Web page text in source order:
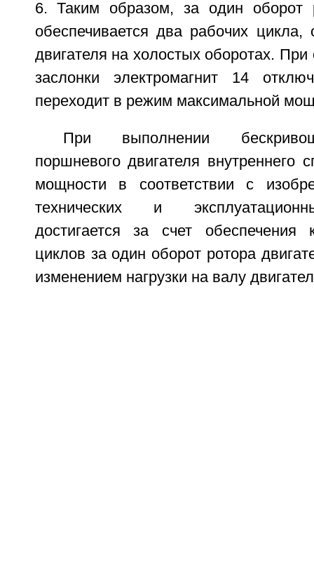
6. Таким образом, за один оборот
обеспечивается два рабочих цикла,
двигателя на холостых оборотах.
заслонки электромагнит 14
переходит в режим максимальной
При выполнении
поршневого двигателя внутреннего
мощности в соответствии с
технических и
достигается за счет обеспечения
циклов за один оборот ротора
изменением нагрузки на валу